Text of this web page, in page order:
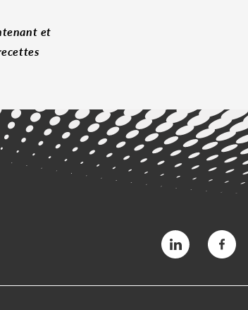
et
Vimeo Facebook